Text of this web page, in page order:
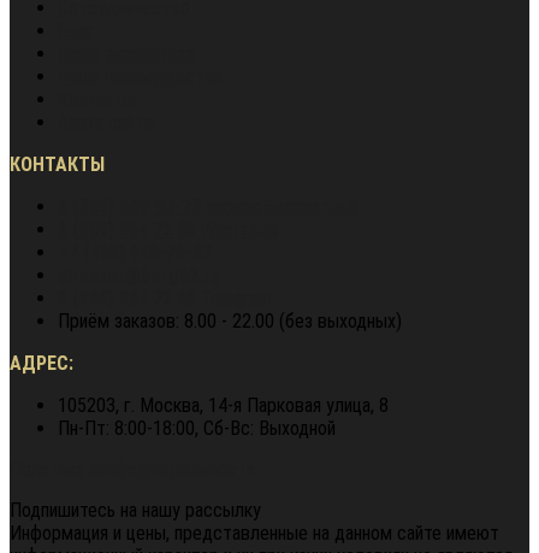
КОНТАКТЫ
Приём заказов: 8.00 - 22.00 (без выходных)
АДРЕС:
105203, г. Москва, 14-я Парковая улица, 8
Пн-Пт: 8:00-18:00, Сб-Вс: Выходной
Подпишитесь на нашу рассылку
Информация и цены, представленные на данном сайте имеют